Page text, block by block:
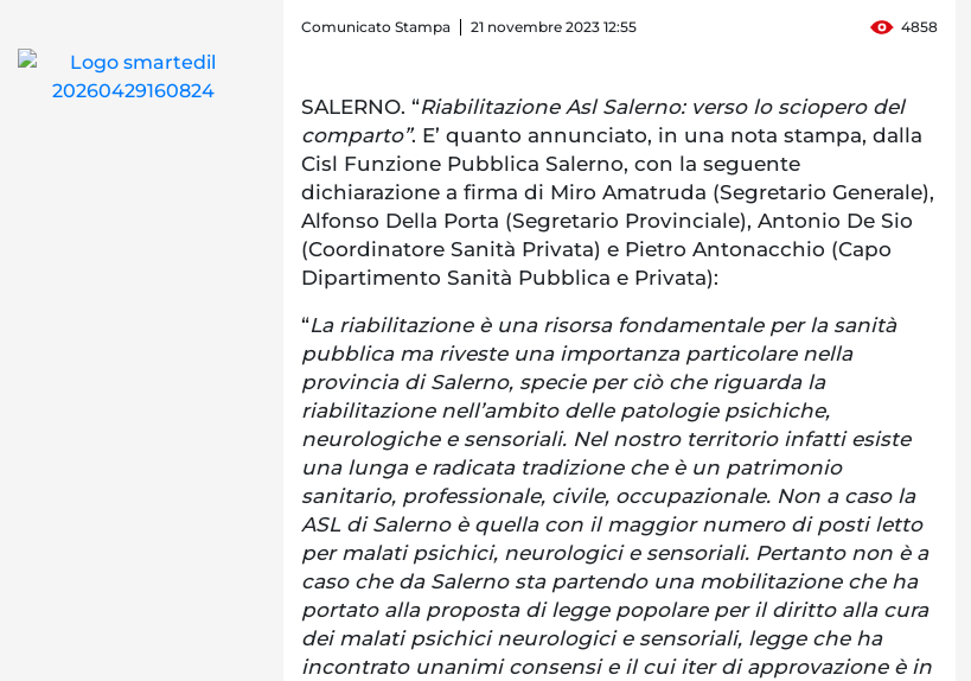
Comunicato Stampa 21 novembre 2023 12:55 4858
SALERNO. “Riabilitazione Asl Salerno: verso lo sciopero del
comparto”. E’ quanto annunciato, in una nota stampa, dalla
Cisl Funzione Pubblica Salerno, con la seguente
dichiarazione a firma di Miro Amatruda (Segretario Generale),
Alfonso Della Porta (Segretario Provinciale), Antonio De Sio
(Coordinatore Sanità Privata) e Pietro Antonacchio (Capo
Dipartimento Sanità Pubblica e Privata):
“La riabilitazione è una risorsa fondamentale per la sanità
pubblica ma riveste una importanza particolare nella
provincia di Salerno, specie per ciò che riguarda la
riabilitazione nell’ambito delle patologie psichiche,
neurologiche e sensoriali. Nel nostro territorio infatti esiste
una lunga e radicata tradizione che è un patrimonio
sanitario, professionale, civile, occupazionale. Non a caso la
ASL di Salerno è quella con il maggior numero di posti letto
per malati psichici, neurologici e sensoriali. Pertanto non è a
caso che da Salerno sta partendo una mobilitazione che ha
portato alla proposta di legge popolare per il diritto alla cura
dei malati psichici neurologici e sensoriali, legge che ha
incontrato unanimi consensi e il cui iter di approvazione è in